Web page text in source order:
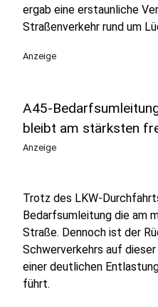
ergab eine erstaunliche
Straßenverkehr rund um
Anzeige
A45-
bleibt am stärksten
Anzeige
Trotz des LKW-
Bedarfsumleitung die am
Straße. Dennoch ist der
Schwerverkehrs auf
einer deutlichen
führt.